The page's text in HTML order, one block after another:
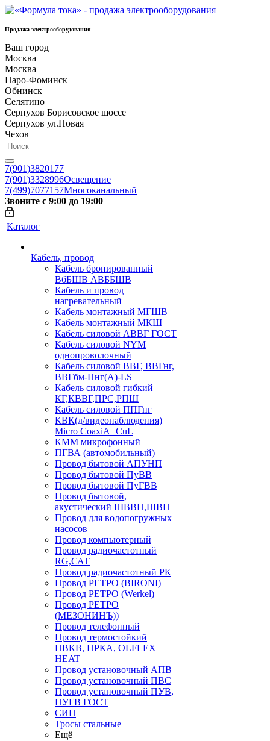
Продажа электрооборудования
Ваш город
Москва
Москва
Наро-Фоминск
Обнинск
Селятино
Серпухов Борисовское шоссе
Серпухов ул.Новая
Чехов
7(901)3820177
7(901)3328996Освещение
7(499)7077157Многоканальный
Звоните с 9:00 до 19:00
Каталог
Кабель, провод
Кабель бронированный
ВбБШВ АВББШВ
Кабель и провод
нагревательный
Кабель монтажный МГШВ
Кабель монтажный МКШ
Кабель силовой АВВГ ГОСТ
Кабель силовой NYM
однопроволочный
Кабель силовой ВВГ, ВВГнг,
ВВГбм-Пнг(А)-LS
Кабель силовой гибкий
КГ,КВВГ,ПРС,РПШ
Кабель силовой ППГнг
КВК(д/видеонаблюдения)
Micro CoaxiA+CuL
КММ микрофонный
ПГВА (автомобильный)
Провод бытовой АПУНП
Провод бытовой ПуВВ
Провод бытовой ПуГВВ
Провод бытовой,
акустический ШВВП,ШВП
Провод для водопогружных
насосов
Провод компьютерный
Провод радиочастотный
RG,САТ
Провод радиочастотный РК
Провод РЕТРО (BIRONI)
Провод РЕТРО (Werkel)
Провод РЕТРО
(МЕЗОНИНЪ))
Провод телефонный
Провод термостойкий
ПВКВ, ПРКА, OLFLEX
HEAT
Провод установочный АПВ
Провод установочный ПВС
Провод установочный ПУВ,
ПУГВ ГОСТ
СИП
Тросы стальные
Ещё